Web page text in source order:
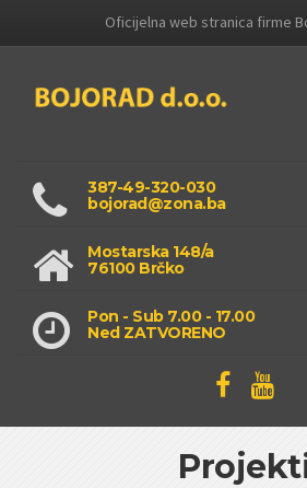
Oficijelna web stranica firme
387-49-320-030
bojorad@zona.ba
Mostarska 148/a
76100 Brčko
Pon - Sub 7.00 - 17.00
Ned ZATVORENO